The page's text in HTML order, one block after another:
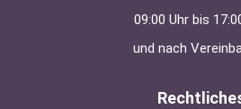
09:00 Uhr bis
und nach